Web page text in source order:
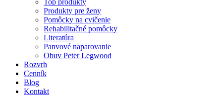
Top produkty
Produkty pre ženy
Pomôcky na cvičenie
Rehabilitačné pomôcky
Literatúra
Panvové naparovanie
Obuv Peter Legwood
Rozvrh
Cenník
Blog
Kontakt